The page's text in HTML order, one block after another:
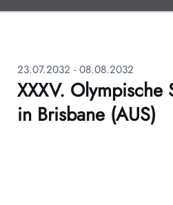
23.07.2032 - 08.08.2032
XXXV. Olympische
in Brisbane (AUS)